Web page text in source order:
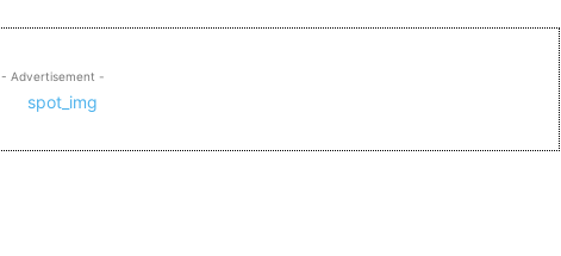
- Advertisement -